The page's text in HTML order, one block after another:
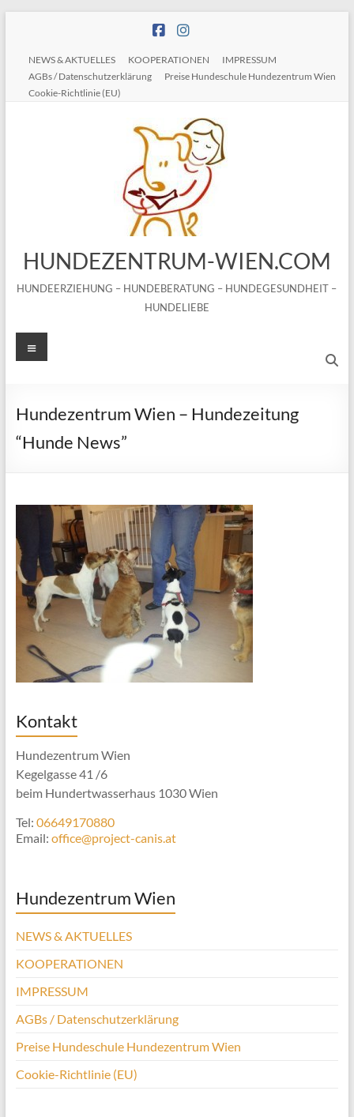
NEWS & AKTUELLES KOOPERATIONEN
IMPRESSUM
AGBs / Datenschutzerklärung
Preise Hundeschule Hundezentrum Wien
Cookie-Richtlinie (EU)
HUNDEZENTRUM-WIEN.COM
HUNDEERZIEHUNG – HUNDEBERATUNG – HUNDEGESUNDHEIT –
HUNDELIEBE
Menü
Hundezentrum Wien – Hundezeitung
“Hunde News”
Kontakt
Hundezentrum Wien
Kegelgasse 41 /6
beim Hundertwasserhaus 1030 Wien
Tel: 06649170880
Email: office@project-canis.at
Hundezentrum Wien
NEWS & AKTUELLES
KOOPERATIONEN
IMPRESSUM
AGBs / Datenschutzerklärung
Preise Hundeschule Hundezentrum Wien
Cookie-Richtlinie (EU)